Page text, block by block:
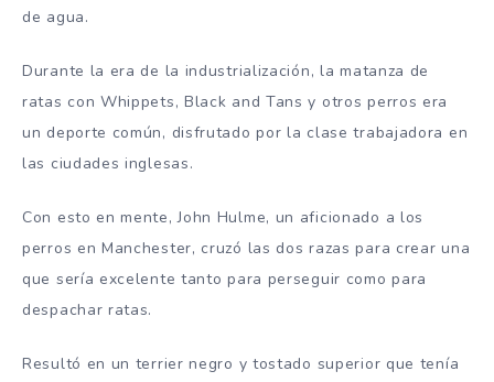
de agua.
Durante la era de la industrialización, la matanza de
ratas con Whippets, Black and Tans y otros perros era
un deporte común, disfrutado por la clase trabajadora en
las ciudades inglesas.
Con esto en mente, John Hulme, un aficionado a los
perros en Manchester, cruzó las dos razas para crear una
que sería excelente tanto para perseguir como para
despachar ratas.
Resultó en un terrier negro y tostado superior que tenía